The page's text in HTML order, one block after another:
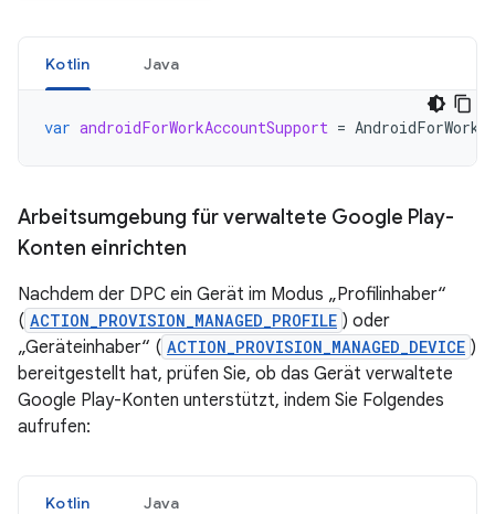
Kotlin Java
var androidForWorkAccountSupport =
Arbeitsumgebung für verwaltete Google Play-
Konten einrichten
Nachdem der DPC ein Gerät im Modus „Profilinhaber“
( ACTION_PROVISION_MANAGED_PROFILE ) oder
„Geräteinhaber“ ( ACTION_PROVISION_MANAGED_DEVICE )
bereitgestellt hat, prüfen Sie, ob das Gerät verwaltete
Google Play-Konten unterstützt, indem Sie Folgendes
aufrufen:
Kotlin Java